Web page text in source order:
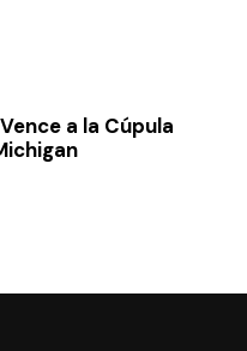
a la Cúpula